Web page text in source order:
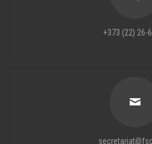
+373 (22) 26-